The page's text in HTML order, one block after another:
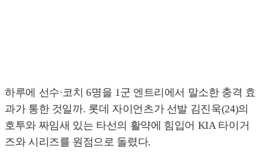
하루에 선수·코치 6명을 1군 엔트리에서 말소한 충격 효
과가 통한 것일까. 롯데 자이언츠가 선발 김진욱(24)의
호투와 짜임새 있는 타선의 활약에 힘입어 KIA 타이거
즈와 시리즈를 원점으로 돌렸다.